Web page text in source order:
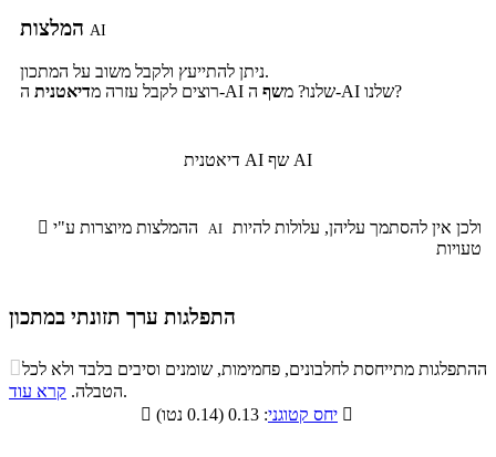
AI
ניתן להתייעץ ולקבל משוב על המתכון.
רוצים לקבל עזרה מדיאטנית ה-AI שלנו? משף ה-AI שלנו?
דיאטנית AI שף AI
 AI
טעויות
התפלגות ערך תזונתי במתכון
התפלגות ערך תזונתי במתכון
סיבים
תזונתיים
שומנים חלבונים
42.5%
ההתפלגות מתייחסת לחלבונים, פחמימות, שומנים וסיבים בלבד ולא לכל
הטבלה. קרא עוד
.

יחס קטוגני 